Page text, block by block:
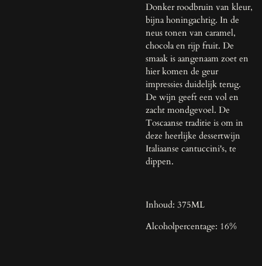
Donker roodbruin van kleur,
bijna honingachtig. In de
neus tonen van caramel,
chocola en rijp fruit. De
smaak is aangenaam zoet en
hier komen de geur
impressies duidelijk terug.
De wijn geeft een vol en
zacht mondgevoel. De
Toscaanse traditie is om in
deze heerlijke dessertwijn
Italiaanse cantuccini's, te
dippen.
Inhoud: 375ML
Alcoholpercentage: 16%